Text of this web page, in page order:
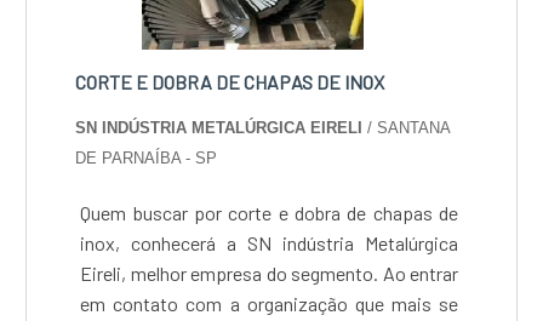
CORTE E DOBRA DE CHAPAS DE INOX
SN INDÚSTRIA METALÚRGICA EIRELI / SANTANA
DE PARNAÍBA - SP
Quem buscar por corte e dobra de chapas de
inox, conhecerá a SN indústria Metalúrgica
Eireli, melhor empresa do segmento. Ao entrar
em contato com a organização que mais se